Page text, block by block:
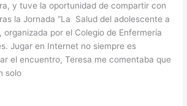
y tuve la oportunidad de compartir con
la Jornada “La Salud del adolescente a
organizada por el Colegio de Enfermería
Jugar en Internet no siempre es
el encuentro, Teresa me comentaba que
solo